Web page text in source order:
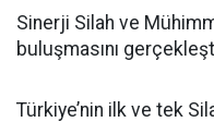
Sinerji Silah ve
buluşmasını
Türkiye’nin ilk ve tek